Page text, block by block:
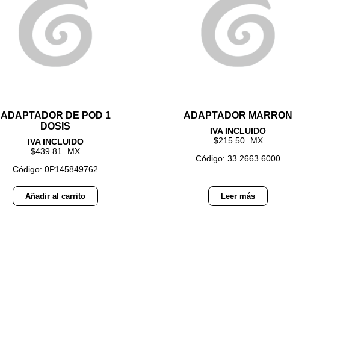
ADAPTADOR DE POD 1
DOSIS
439.81
Código: 0P145849762
Añadir al carrito
ADAPTADOR MARRON
215.50
Código: 33.2663.6000
Leer más